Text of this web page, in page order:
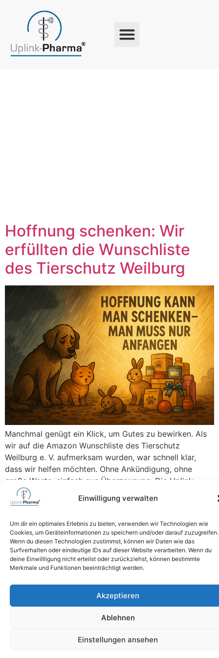
Einwilligung verwalten
Um dir ein optimales Erlebnis zu bieten, verwenden wir Technologien wie
Cookies, um Geräteinformationen zu speichern und/oder darauf zuzugreifen.
Wenn du diesen Technologien zustimmst, können wir Daten wie das
Surfverhalten oder eindeutige IDs auf dieser Website verarbeiten. Wenn du
deine Einwillligung nicht erteilst oder zurückziehst, können bestimmte
Merkmale und Funktionen beeinträchtigt werden.
Akzeptieren
Ablehnen
Einstellungen ansehen
Hoffnung schenken: Wir
erfüllten die Wunschliste
des Tierschutz Weilburg
Manchmal genügt ein Klick, um Gutes zu bewirken. Als
wir auf die Amazon Wunschliste des Tierschutz
Weilburg e. V. aufmerksam wurden, war schnell klar,
dass wir helfen möchten. Ohne Ankündigung, ohne
große Worte, einfach aus Überzeugung. Die Uplink-
Pharma GmbH & MZ-Datenservice e. K. erfüllten die
Liste fast vollständig und unterstützten damit viele Tiere
06471 6264740
mail@uplink-pharma.com
Impressum